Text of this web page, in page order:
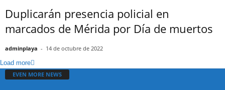
Duplicarán presencia policial en
marcados de Mérida por Día de muertos
adminplaya - 14 de octubre de 2022
Load more
EVEN MORE NEWS